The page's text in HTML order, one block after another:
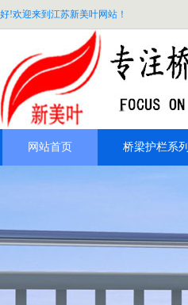
好!欢迎来到江苏新美叶网站！
网站首页 桥梁护栏系列